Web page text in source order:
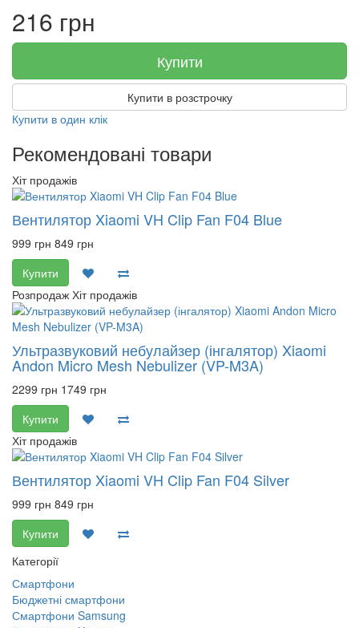
216 грн
Купити
Купити в розстрочку
Купити в один клік
Рекомендовані товари
Хіт продажів
Вентилятор Xiaomi VH Clip Fan F04 Blue
999 грн 849 грн
Купити
Розпродаж Хіт продажів
Ультразвуковий небулайзер (інгалятор) Xiaomi
Andon Micro Mesh Nebulizer (VP-M3A)
2299 грн 1749 грн
Купити
Хіт продажів
Вентилятор Xiaomi VH Clip Fan F04 Silver
999 грн 849 грн
Купити
Категорії
Смартфони
Бюджетні смартфони
Смартфони Samsung